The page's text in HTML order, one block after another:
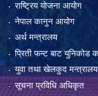
राष्ट्रिय योजना आयोग
नेपाल कानुन आयोग
अर्थ मन्त्रालय
प्रिती फन्ट बाट युनिकोड
युवा तथा खेलकुद
सूचना प्रविधि अधिकृत